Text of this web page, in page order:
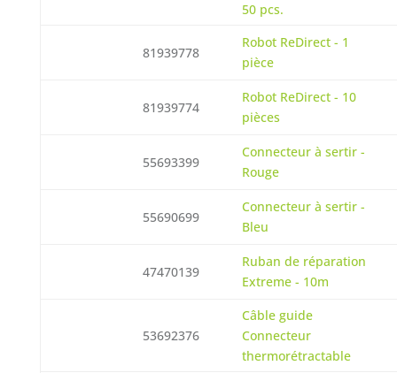
50 pcs.
81939778
Robot ReDirect - 1
pièce
81939774
Robot ReDirect - 10
pièces
55693399
Connecteur à sertir -
Rouge
55690699
Connecteur à sertir -
Bleu
47470139
Ruban de réparation
Extreme - 10m
53692376
Câble guide
Connecteur
thermorétractable